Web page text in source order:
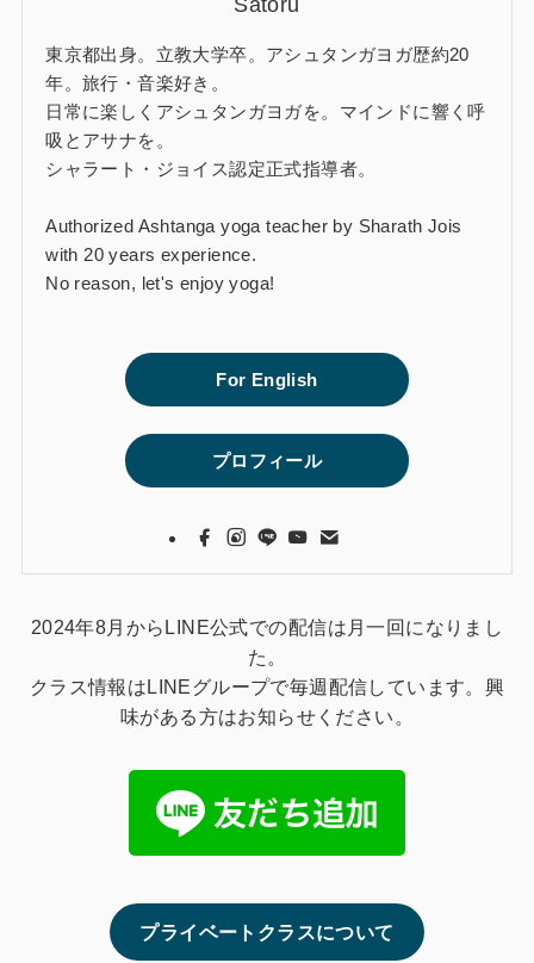
Satoru
東京都出身。立教大学卒。アシュタンガヨガ歴約20
年。旅行・音楽好き。
日常に楽しくアシュタンガヨガを。マインドに響く呼
吸とアサナを。
シャラート・ジョイス認定正式指導者。
Authorized Ashtanga yoga teacher by Sharath Jois
with 20 years experience.
No reason, let's enjoy yoga!
For English
プロフィール
2024年8月からLINE公式での配信は月一回になりまし
た。
クラス情報はLINEグループで毎週配信しています。興
味がある方はお知らせください。
プライベートクラスについて